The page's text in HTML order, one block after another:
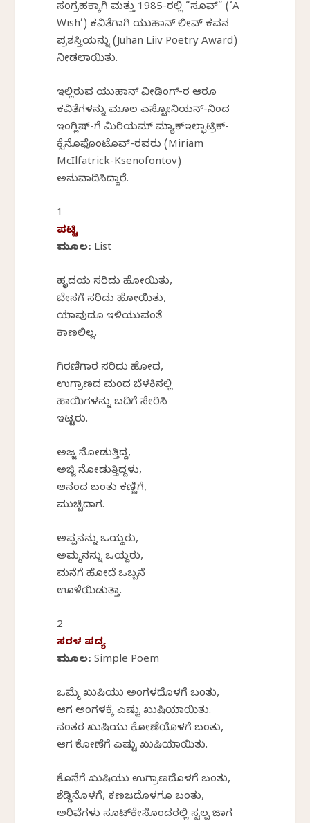
ಸಂಗ್ರಹಕ್ಕಾಗಿ ಮತ್ತು 1985-ರಲ್ಲಿ “ಸೂವ್” (‘A
Wish’) ಕವಿತೆಗಾಗಿ ಯುಹಾನ್ ಲೀವ್ ಕವನ
ಪ್ರಶಸ್ತಿಯನ್ನು (Juhan Liiv Poetry Award)
ನೀಡಲಾಯಿತು.
ಇಲ್ಲಿರುವ ಯುಹಾನ್ ವೀಡಿಂಗ್‌-ರ ಆರೂ
ಕವಿತೆಗಳನ್ನು ಮೂಲ ಎಸ್ಟೋನಿಯನ್‌-ನಿಂದ
ಇಂಗ್ಲಿಷ್‌-ಗೆ ಮಿರಿಯಮ್ ಮ್ಯಾಕ್‌ಇಲ್ಫಾಟ್ರಿಕ್-
ಕ್ಸೆನೊಫೊಂಟೊವ್-ರವರು (Miriam
McIlfatrick-Ksenofontov)
ಅನುವಾದಿಸಿದ್ದಾರೆ.
1
ಪಟ್ಟಿ
ಮೂಲ: List
ಹೃದಯ ಸರಿದು ಹೋಯಿತು,
ಬೇಸಗೆ ಸರಿದು ಹೋಯಿತು,
ಯಾವುದೂ ಇಳಿಯುವಂತೆ
ಕಾಣಲಿಲ್ಲ.
ಗಿರಣಿಗಾರ ಸರಿದು ಹೋದ,
ಉಗ್ರಾಣದ ಮಂದ ಬೆಳಕಿನಲ್ಲಿ
ಹಾಯಿಗಳನ್ನು ಬದಿಗೆ ಸೇರಿಸಿ
ಇಟ್ಟರು.
ಅಜ್ಜ ನೋಡುತ್ತಿದ್ದ,
ಅಜ್ಜಿ ನೋಡುತ್ತಿದ್ದಳು,
ಆನಂದ ಬಂತು ಕಣ್ಣಿಗೆ,
ಮುಚ್ಚಿದಾಗ.
ಅಪ್ಪನನ್ನು ಒಯ್ದರು,
ಅಮ್ಮನನ್ನು ಒಯ್ದರು,
ಮನೆಗೆ ಹೋದೆ ಒಬ್ಬನೆ
ಊಳೆಯಿಡುತ್ತಾ.
2
ಸರಳ ಪದ್ಯ
ಮೂಲ: Simple Poem
ಒಮ್ಮೆ ಖುಷಿಯು ಅಂಗಳದೊಳಗೆ ಬಂತು,
ಆಗ ಅಂಗಳಕ್ಕೆ ಎಷ್ಟು ಖುಷಿಯಾಯಿತು.
ನಂತರ ಖುಷಿಯು ಕೋಣೆಯೊಳಗೆ ಬಂತು,
ಆಗ ಕೋಣೆಗೆ ಎಷ್ಟು ಖುಷಿಯಾಯಿತು.
ಕೊನೆಗೆ ಖುಷಿಯು ಉಗ್ರಾಣದೊಳಗೆ ಬಂತು,
ಶೆಡ್ಡಿನೊಳಗೆ, ಕಣಜದೊಳಗೂ ಬಂತು,
ಅರಿವೆಗಳು ಸೂಟ್‌ಕೇಸೊಂದರಲ್ಲಿ ಸ್ವಲ್ಪ ಜಾಗ